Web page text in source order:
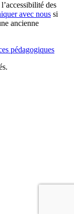
des
avec nous si
ancienne